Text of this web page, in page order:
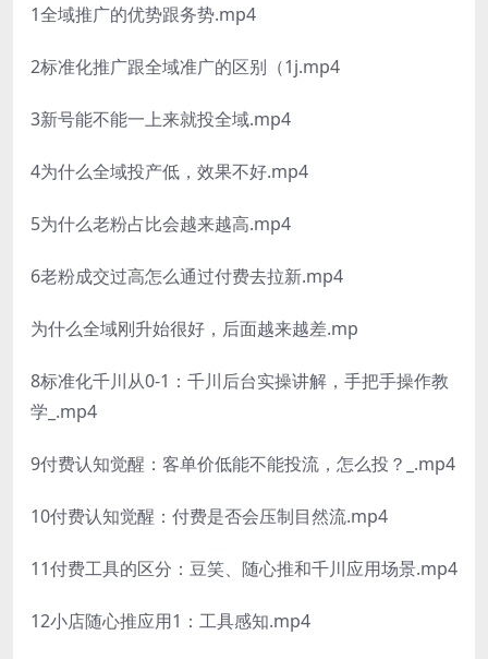
1全域推广的优势跟务势.mp4
2标准化推广跟全域准广的区别（1j.mp4
3新号能不能一上来就投全域.mp4
4为什么全域投产低，效果不好.mp4
5为什么老粉占比会越来越高.mp4
6老粉成交过高怎么通过付费去拉新.mp4
为什么全域刚升始很好，后面越来越差.mp
8标准化千川从0-1：千川后台实操讲解，手把手操作教
学_.mp4
9付费认知觉醒：客单价低能不能投流，怎么投？_.mp4
10付费认知觉醒：付费是否会压制目然流.mp4
11付费工具的区分：豆笑、随心推和千川应用场景.mp4
12小店随心推应用1：工具感知.mp4